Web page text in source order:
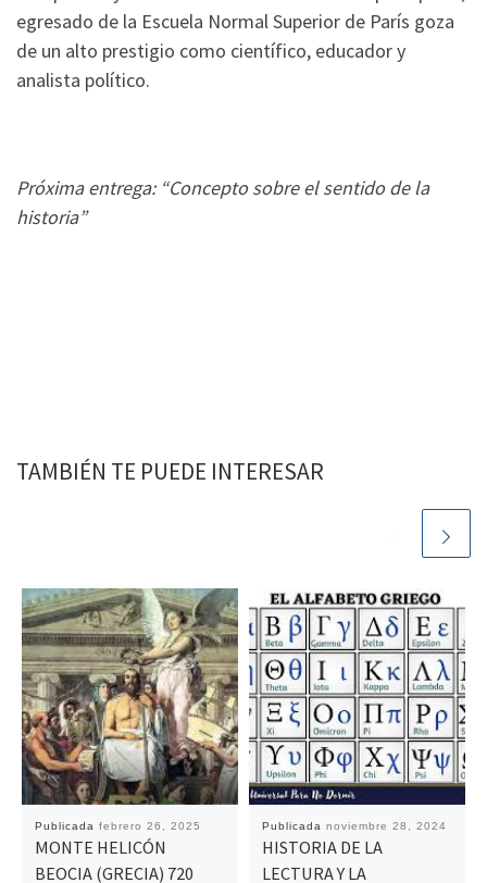
egresado de la Escuela Normal Superior de París goza
de un alto prestigio como científico, educador y
analista político.
Próxima entrega: “Concepto sobre el sentido de la
historia”
TAMBIÉN TE PUEDE INTERESAR
Publicada febrero 26, 2025
MONTE HELICÓN
BEOCIA (GRECIA) 720
Publicada noviembre 28, 2024
HISTORIA DE LA
LECTURA Y LA